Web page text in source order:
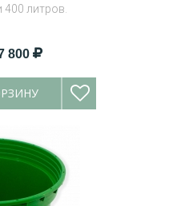
400 литров.
800